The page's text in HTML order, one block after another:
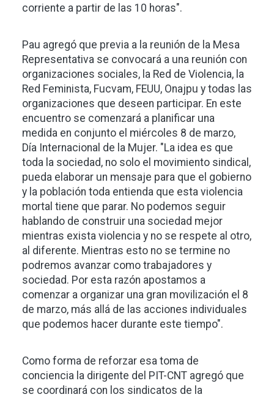
corriente a partir de las 10 horas".
Pau agregó que previa a la reunión de la Mesa
Representativa se convocará a una reunión con
organizaciones sociales, la Red de Violencia, la
Red Feminista, Fucvam, FEUU, Onajpu y todas las
organizaciones que deseen participar. En este
encuentro se comenzará a planificar una
medida en conjunto el miércoles 8 de marzo,
Día Internacional de la Mujer. "La idea es que
toda la sociedad, no solo el movimiento sindical,
pueda elaborar un mensaje para que el gobierno
y la población toda entienda que esta violencia
mortal tiene que parar. No podemos seguir
hablando de construir una sociedad mejor
mientras exista violencia y no se respete al otro,
al diferente. Mientras esto no se termine no
podremos avanzar como trabajadores y
sociedad. Por esta razón apostamos a
comenzar a organizar una gran movilización el 8
de marzo, más allá de las acciones individuales
que podemos hacer durante este tiempo".
Como forma de reforzar esa toma de
conciencia la dirigente del PIT-CNT agregó que
se coordinará con los sindicatos de la